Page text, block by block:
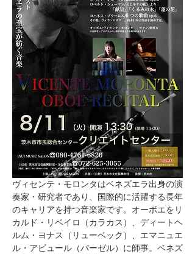
ヴィセンテ・モロンタはベネズエラ出身の演
奏家・研究者であり、国際的に活躍する長年
のキャリアを持つ音楽家です。オーボエをリ
カルド・リベイロ（カラカス）、ディートヘ
ルム・ヨナス（リューベック）、エマニュエ
ル・アビュール（バーゼル）に師事。ベネズ